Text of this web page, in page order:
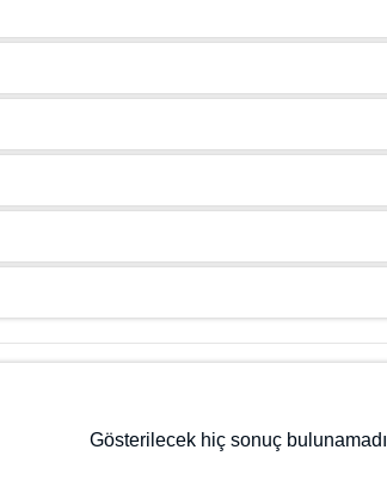
Gösterilecek hiç sonuç bulunamadı!